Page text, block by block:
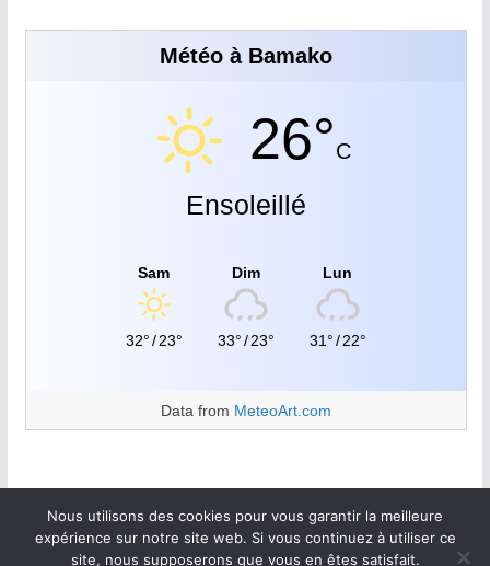
Météo à Bamako
26°C
Ensoleillé
Sam
32°/23°
Dim
33°/23°
Lun
31°/22°
Data from MeteoArt.com
Nous utilisons des cookies pour vous garantir la meilleure
expérience sur notre site web. Si vous continuez à utiliser ce
site, nous supposerons que vous en êtes satisfait.